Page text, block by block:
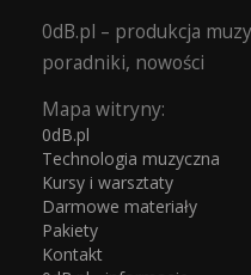
0dB.pl – produkcja
poradniki, nowości
Mapa witryny:
0dB.pl
Technologia muzyczna
Kursy i warsztaty
Darmowe materiały
Pakiety
Kontakt